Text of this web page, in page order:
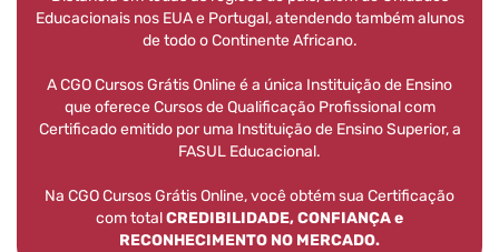
Educacionais nos EUA e Portugal, atendendo também alunos
de todo o Continente Africano.
A CGO Cursos Grátis Online é a única Instituição de Ensino
que oferece Cursos de Qualificação Profissional com
Certificado emitido por uma Instituição de Ensino Superior, a
FASUL Educacional.
Na CGO Cursos Grátis Online, você obtém sua Certificação
com totalCREDIBILIDADE, CONFIANÇA e
RECONHECIMENTO NO MERCADO.